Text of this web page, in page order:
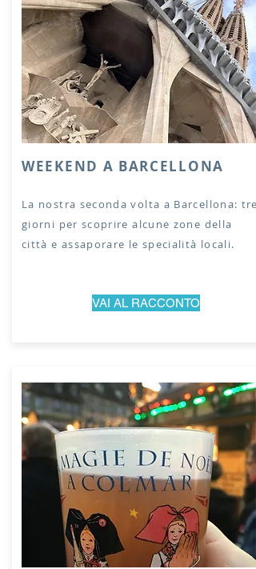
WEEKEND A BARCELLONA
La nostra seconda volta a Barcellona: tre
giorni per scoprire alcune zone della
città e assaporare le specialità locali.
VAI AL RACCONTO